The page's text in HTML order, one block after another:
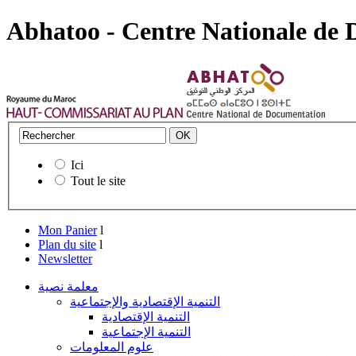
Abhatoo - Centre Nationale de
Ici
Tout le site
Mon Panier l
Plan du site l
Newsletter
معلمة نصية
التنمية الإقتصادية والإجتماعية
التنمية الإقتصادية
التنمية الإجتماعية
علوم المعلومات